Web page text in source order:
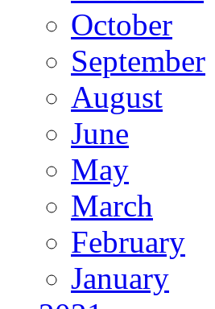
October
September
August
June
May
March
February
January